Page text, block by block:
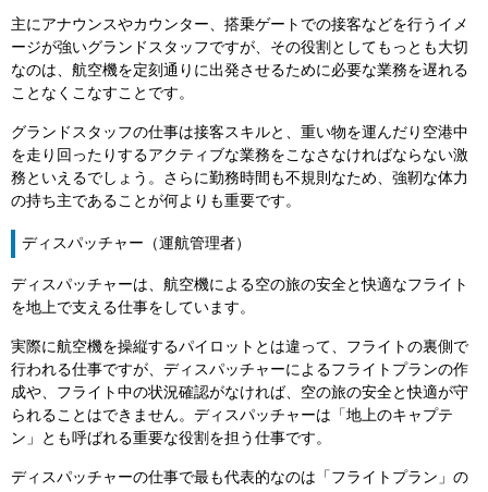
主にアナウンスやカウンター、搭乗ゲートでの接客などを行うイメ
ージが強いグランドスタッフですが、その役割としてもっとも大切
なのは、航空機を定刻通りに出発させるために必要な業務を遅れる
ことなくこなすことです。
グランドスタッフの仕事は接客スキルと、重い物を運んだり空港中
を走り回ったりするアクティブな業務をこなさなければならない激
務といえるでしょう。さらに勤務時間も不規則なため、強靭な体力
の持ち主であることが何よりも重要です。
ディスパッチャー（運航管理者）
ディスパッチャーは、航空機による空の旅の安全と快適なフライト
を地上で支える仕事をしています。
実際に航空機を操縦するパイロットとは違って、フライトの裏側で
行われる仕事ですが、ディスパッチャーによるフライトプランの作
成や、フライト中の状況確認がなければ、空の旅の安全と快適が守
られることはできません。ディスパッチャーは「地上のキャプテ
ン」とも呼ばれる重要な役割を担う仕事です。
ディスパッチャーの仕事で最も代表的なのは「フライトプラン」の